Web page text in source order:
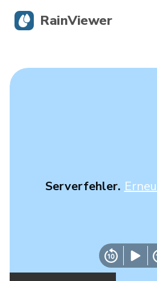
Serverfehler.
RainViewer